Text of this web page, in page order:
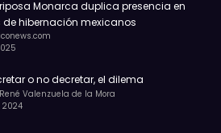
Monarca duplica presencia en
de hibernación mexicanos
o no decretar, el dilema
Valenzuela de la Mora
2024